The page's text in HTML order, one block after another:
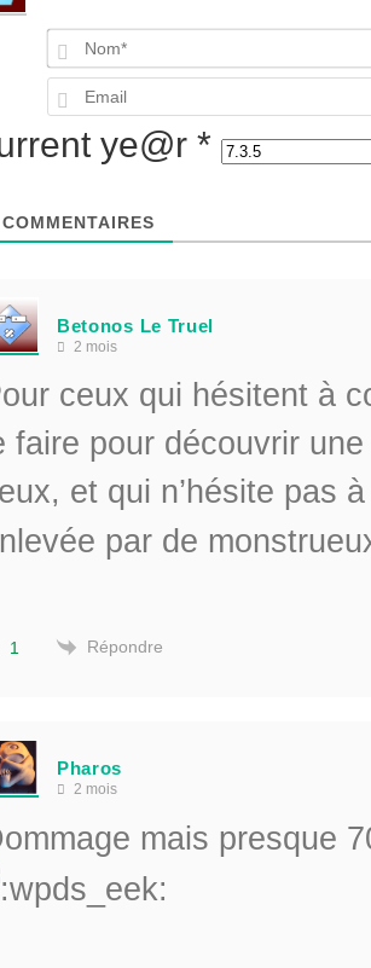
ye@r *
COMMENTAIRES
Betonos Le Truel
2 mois
ceux qui hésitent à
faire pour découvrir
et qui n’hésite pas
par de
1 Répondre
Pharos
2 mois
mais presque